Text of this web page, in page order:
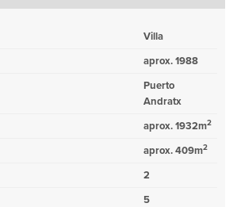
Villa
aprox. 1988
Puerto
Andratx
aprox. 1932m2
aprox. 409m2
2
5